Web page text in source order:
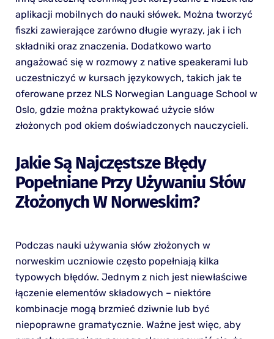
aplikacji mobilnych do nauki słówek. Można tworzyć
fiszki zawierające zarówno długie wyrazy, jak i ich
składniki oraz znaczenia. Dodatkowo warto
angażować się w rozmowy z native speakerami lub
uczestniczyć w kursach językowych, takich jak te
oferowane przez NLS Norwegian Language School w
Oslo, gdzie można praktykować użycie słów
złożonych pod okiem doświadczonych nauczycieli.
Jakie Są Najczęstsze Błędy
Popełniane Przy Używaniu Słów
Złożonych W Norweskim?
Podczas nauki używania słów złożonych w
norweskim uczniowie często popełniają kilka
typowych błędów. Jednym z nich jest niewłaściwe
łączenie elementów składowych – niektóre
kombinacje mogą brzmieć dziwnie lub być
niepoprawne gramatycznie. Ważne jest więc, aby